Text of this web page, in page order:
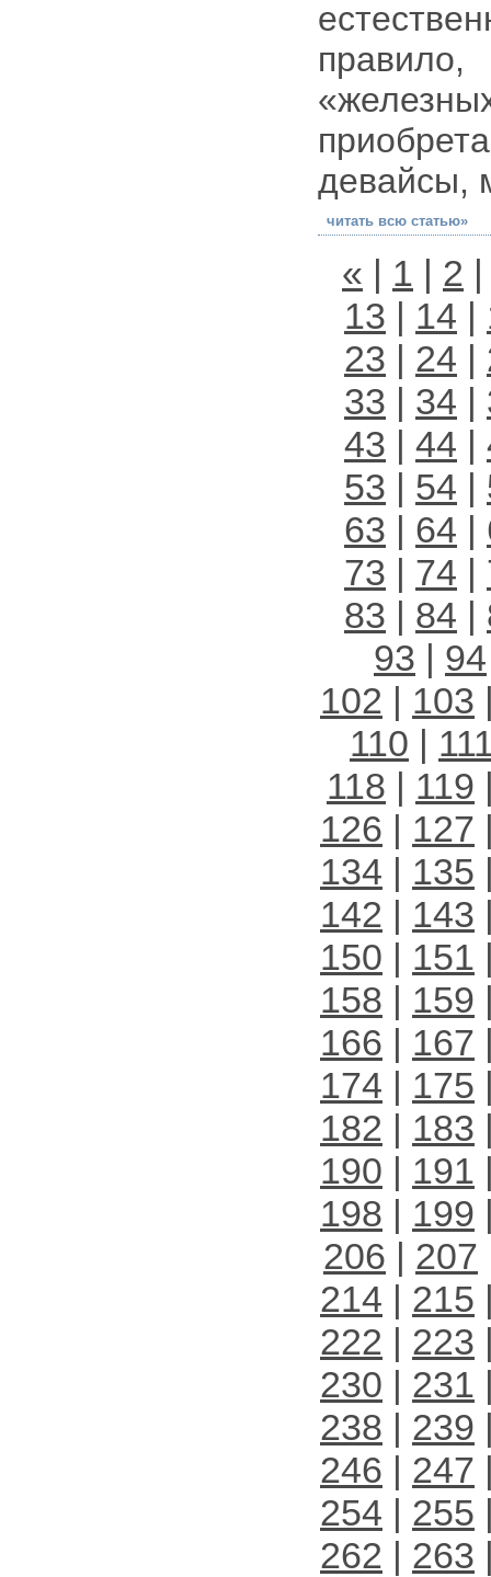
правило,
девайсы,
читать всю статью»
« | 1 | 2
13 | 14 |
23 | 24 |
33 | 34 |
43 | 44 |
53 | 54 |
63 | 64 |
73 | 74 |
83 | 84 |
93 | 94
102 | 103
110 |
118 | 119
126 | 127
134 | 135
142 | 143
150 | 151
158 | 159
166 | 167
174 | 175
182 | 183
190 | 191
198 | 199
206 | 207
214 | 215
222 | 223
230 | 231
238 | 239
246 | 247
254 | 255
262 | 263